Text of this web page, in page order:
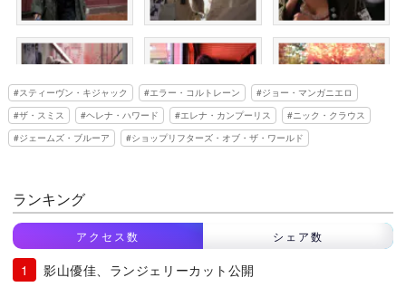
スティーヴン・キジャック エラー・コルトレーン
ジョー・マンガニエロ
ザ・スミス
ヘレナ・ハワード エレナ・カンプーリス
ニック・クラウス
ジェームズ・ブルーア
ショップリフターズ・オブ・ザ・ワールド
ランキング
アクセス数 シェア数
影山優佳、ランジェリーカット公開